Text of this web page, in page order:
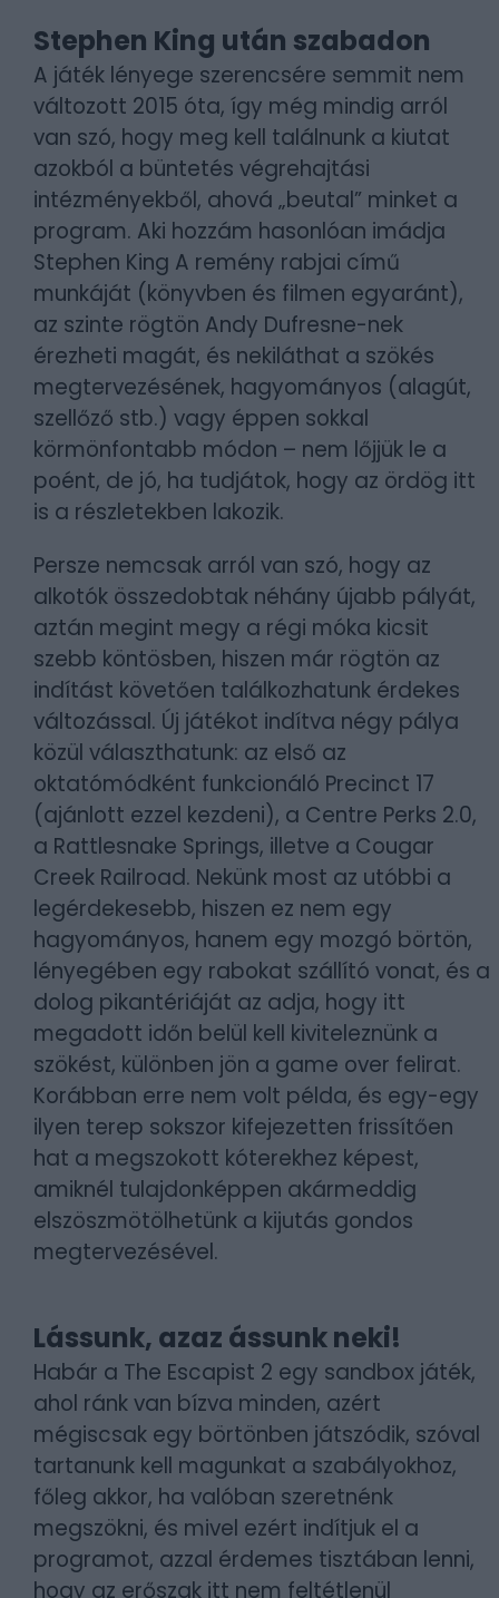
Stephen King után szabadon
A játék lényege szerencsére semmit nem
változott 2015 óta, így még mindig arról
van szó, hogy meg kell találnunk a kiutat
azokból a büntetés végrehajtási
intézményekből, ahová „beutal” minket a
program. Aki hozzám hasonlóan imádja
Stephen King A remény rabjai című
munkáját (könyvben és filmen egyaránt),
az szinte rögtön Andy Dufresne-nek
érezheti magát, és nekiláthat a szökés
megtervezésének, hagyományos (alagút,
szellőző stb.) vagy éppen sokkal
körmönfontabb módon – nem lőjjük le a
poént, de jó, ha tudjátok, hogy az ördög itt
is a részletekben lakozik.
Persze nemcsak arról van szó, hogy az
alkotók összedobtak néhány újabb pályát,
aztán megint megy a régi móka kicsit
szebb köntösben, hiszen már rögtön az
indítást követően találkozhatunk érdekes
változással. Új játékot indítva négy pálya
közül választhatunk: az első az
oktatómódként funkcionáló Precinct 17
(ajánlott ezzel kezdeni), a Centre Perks 2.0,
a Rattlesnake Springs, illetve a Cougar
Creek Railroad. Nekünk most az utóbbi a
legérdekesebb, hiszen ez nem egy
hagyományos, hanem egy mozgó börtön,
lényegében egy rabokat szállító vonat, és a
dolog pikantériáját az adja, hogy itt
megadott időn belül kell kiviteleznünk a
szökést, különben jön a game over felirat.
Korábban erre nem volt példa, és egy-egy
ilyen terep sokszor kifejezetten frissítően
hat a megszokott kóterekhez képest,
amiknél tulajdonképpen akármeddig
elszöszmötölhetünk a kijutás gondos
megtervezésével.
Lássunk, azaz ássunk neki!
Habár a The Escapist 2 egy sandbox játék,
ahol ránk van bízva minden, azért
mégiscsak egy börtönben játszódik, szóval
tartanunk kell magunkat a szabályokhoz,
főleg akkor, ha valóban szeretnénk
megszökni, és mivel ezért indítjuk el a
programot, azzal érdemes tisztában lenni,
hogy az erőszak itt nem feltétlenül